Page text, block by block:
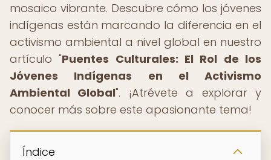
mosaico vibrante. Descubre cómo los jóvenes
indígenas están marcando la diferencia en el
activismo ambiental a nivel global en nuestro
artículo "Puentes Culturales: El Rol de los
Jóvenes Indígenas en el Activismo
Ambiental Global". ¡Atrévete a explorar y
conocer más sobre este apasionante tema!
Índice